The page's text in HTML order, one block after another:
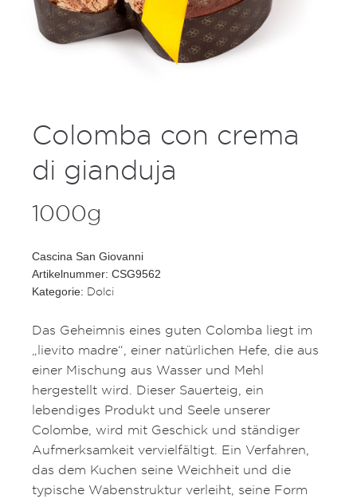
Colomba con crema
di gianduja
1000g
Cascina San Giovanni
Artikelnummer: CSG9562
Kategorie: Dolci
Das Geheimnis eines guten Colomba liegt im
„lievito madre“, einer natürlichen Hefe, die aus
einer Mischung aus Wasser und Mehl
hergestellt wird. Dieser Sauerteig, ein
lebendiges Produkt und Seele unserer
Colombe, wird mit Geschick und ständiger
Aufmerksamkeit vervielfältigt. Ein Verfahren,
das dem Kuchen seine Weichheit und die
typische Wabenstruktur verleiht, seine Form